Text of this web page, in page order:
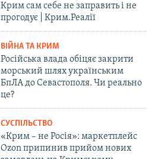
Крим сам себе не заправить і не
прогодує | Крим.Реалії
ВІЙНА ТА КРИМ
Російська влада обіцяє закрити
морський шлях українським
БпЛА до Севастополя. Чи реально
це?
СУСПІЛЬСТВО
«Крим – не Росія»: маркетплейс
Ozon припинив прийом нових